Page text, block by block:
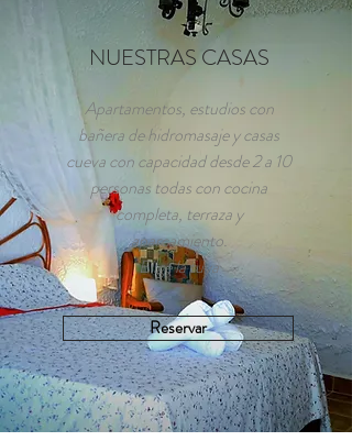
NUESTRAS CASAS
Apartamentos, estudios con
bañera de hidromasaje y casas
cueva con capacidad desde 2 a 10
personas todas con cocina
completa, terraza y
aparcamiento.
Elige la tuya
Reservar